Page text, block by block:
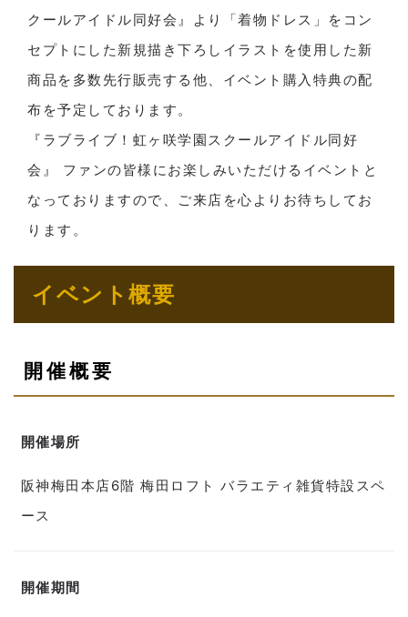
クールアイドル同好会』より「着物ドレス」をコン
セプトにした新規描き下ろしイラストを使用した新
商品を多数先行販売する他、イベント購入特典の配
布を予定しております。
『ラブライブ！虹ヶ咲学園スクールアイドル同好
会』 ファンの皆様にお楽しみいただけるイベントと
なっておりますので、ご来店を心よりお待ちしてお
ります。
イベント概要
開催概要
開催場所
阪神梅田本店6階 梅田ロフト バラエティ雑貨特設スペ
ース
開催期間